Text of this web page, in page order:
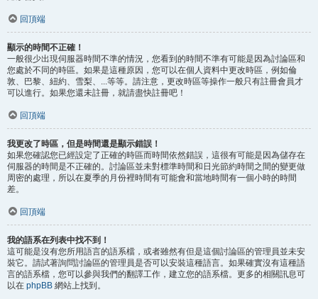
回頂端
顯示的時間不正確！
一般很少出現伺服器時間不準的情況，您看到的時間不準有可能是因為討論區和
您處於不同的時區。如果是這種原因，您可以在個人資料中更改時區，例如倫
敦、巴黎、紐約、雪梨、...等等。請注意，更改時區等操作一般只有註冊會員才
可以進行。如果您還未註冊，就請盡快註冊吧！
回頂端
我更改了時區，但是時間還是顯示錯誤！
如果您確認您已經設定了正確的時區而時間依然錯誤，這很有可能是因為儲存在
伺服器的時間是不正確的。討論區並未對標準時間和日光節約時間之間的變更做
周密的處理，所以在夏季的月份裡時間有可能會和當地時間有一個小時的時間
差。
回頂端
我的語系在列表中找不到！
這可能是沒有您所用語言的語系檔，或者雖然有但是這個討論區的管理員並未安
裝它。請試著詢問討論區的管理員是否可以安裝這種語言。如果確實沒有這種語
言的語系檔，您可以參與我們的翻譯工作，建立您的語系檔。更多的相關訊息可
以在 phpBB 網站上找到。